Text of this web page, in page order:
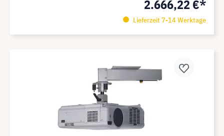
2.666,22 €*
Lieferzeit 7-14 Werktage